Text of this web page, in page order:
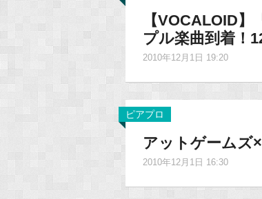
【VOCALOID
プル楽曲到着！
2010年12月1日 19:20
ピアプロ
アットゲームズ
2010年12月1日 16:30